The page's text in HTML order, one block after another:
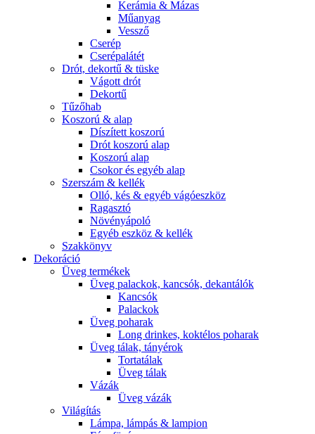
Kerámia & Mázas
Műanyag
Vessző
Cserép
Cserépalátét
Drót, dekortű & tüske
Vágott drót
Dekortű
Tűzőhab
Koszorú & alap
Díszített koszorú
Drót koszorú alap
Koszorú alap
Csokor és egyéb alap
Szerszám & kellék
Olló, kés & egyéb vágóeszköz
Ragasztó
Növényápoló
Egyéb eszköz & kellék
Szakkönyv
Dekoráció
Üveg termékek
Üveg palackok, kancsók, dekantálók
Kancsók
Palackok
Üveg poharak
Long drinkes, koktélos poharak
Üveg tálak, tányérok
Tortatálak
Üveg tálak
Vázák
Üveg vázák
Világítás
Lámpa, lámpás & lampion